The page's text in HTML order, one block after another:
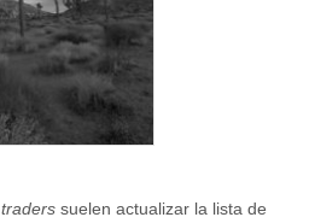
traders suelen actualizar la lista de